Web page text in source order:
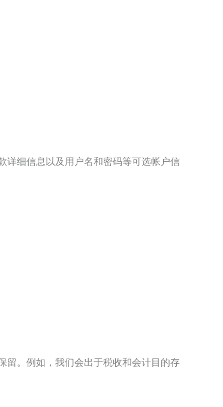
详细信息以及用户名和密码等可选帐户信
留。例如，我们会出于税收和会计目的存